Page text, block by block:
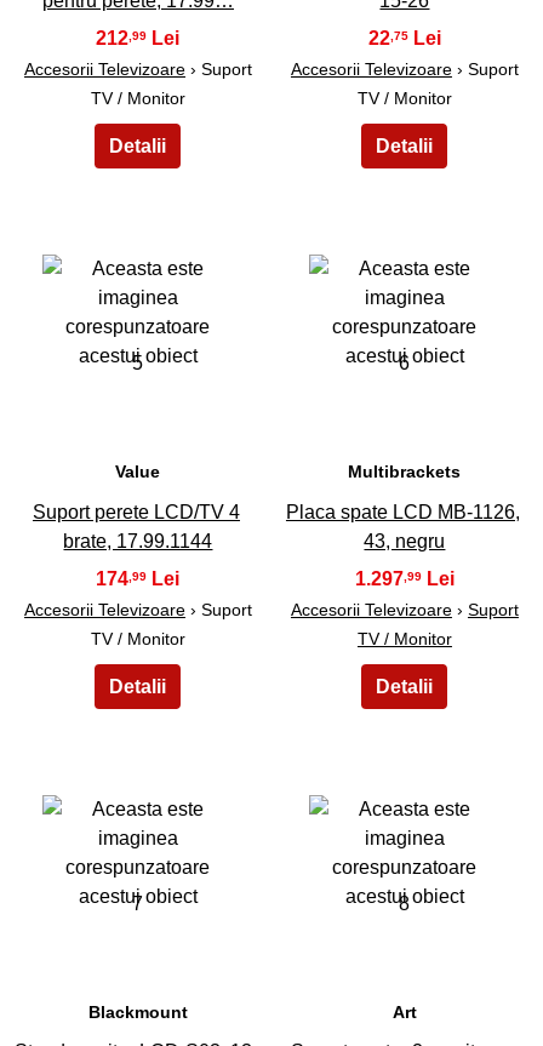
212 ,99
Accesorii Televizoare› Suport
TV / Monitor
22 ,75
Accesorii Televizoare› Suport
TV / Monitor
5
Value
Suport perete LCD/TV 4
brate, 17.99.1144
174 ,99
Accesorii Televizoare› Suport
TV / Monitor
6
Multibrackets
Placa spate LCD MB-1126,
43, negru
1.297,99
Accesorii Televizoare› Suport
TV / Monitor
7
Blackmount
8
Art